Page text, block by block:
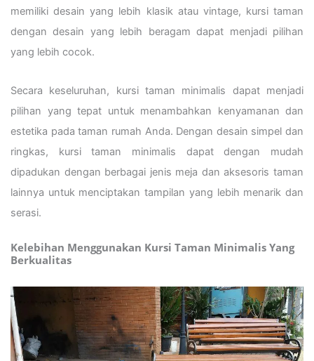
memiliki desain yang lebih klasik atau vintage, kursi taman
dengan desain yang lebih beragam dapat menjadi pilihan
yang lebih cocok.
Secara keseluruhan, kursi taman minimalis dapat menjadi
pilihan yang tepat untuk menambahkan kenyamanan dan
estetika pada taman rumah Anda. Dengan desain simpel dan
ringkas, kursi taman minimalis dapat dengan mudah
dipadukan dengan berbagai jenis meja dan aksesoris taman
lainnya untuk menciptakan tampilan yang lebih menarik dan
serasi.
Kelebihan Menggunakan Kursi Taman Minimalis Yang
Berkualitas